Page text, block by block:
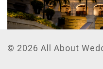
© 2026 All About